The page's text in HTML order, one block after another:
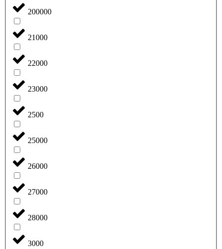
200000
21000
22000
23000
2500
25000
26000
27000
28000
3000